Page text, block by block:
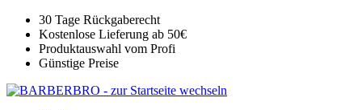
30 Tage Rückgaberecht
Kostenlose Lieferung ab 50€
Produktauswahl vom Profi
Günstige Preise